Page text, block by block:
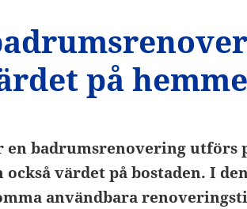
på
en badrumsrenovering utförs
också värdet på bostaden. I
användbara